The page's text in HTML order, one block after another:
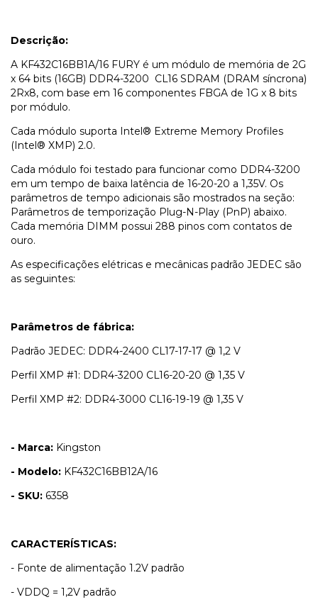
Descrição:
A KF432C16BB1A/16 FURY é um módulo de memória de 2G
x 64 bits (16GB) DDR4-3200 CL16 SDRAM (DRAM síncrona)
2Rx8, com base em 16 componentes FBGA de 1G x 8 bits
por módulo.
Cada módulo suporta Intel® Extreme Memory Profiles
(Intel® XMP) 2.0.
Cada módulo foi testado para funcionar como DDR4-3200
em um tempo de baixa latência de 16-20-20 a 1,35V. Os
parâmetros de tempo adicionais são mostrados na seção:
Parâmetros de temporização Plug-N-Play (PnP) abaixo.
Cada memória DIMM possui 288 pinos com contatos de
ouro.
As especificações elétricas e mecânicas padrão JEDEC são
as seguintes:
Parâmetros de fábrica:
Padrão JEDEC: DDR4-2400 CL17-17-17 @ 1,2 V
Perfil XMP #1: DDR4-3200 CL16-20-20 @ 1,35 V
Perfil XMP #2: DDR4-3000 CL16-19-19 @ 1,35 V
- Marca: Kingston
- Modelo: KF432C16BB12A/16
- SKU: 6358
CARACTERÍSTICAS:
- Fonte de alimentação 1.2V padrão
- VDDQ = 1,2V padrão